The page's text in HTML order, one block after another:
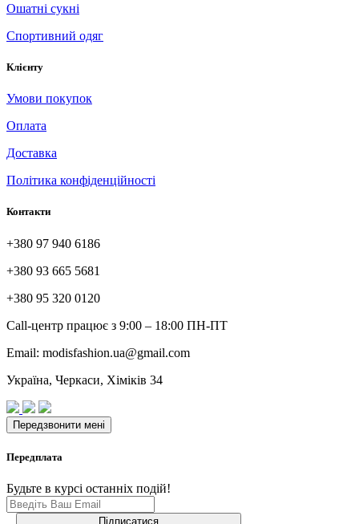
Ошатні сукні
Спортивний одяг
Клієнту
Умови покупок
Оплата
Доставка
Політика конфіденційності
Контакти
+380 97 940 6186
+380 93 665 5681
+380 95 320 0120
Call-центр працює з 9:00 – 18:00 ПН-ПТ
Email: modisfashion.ua@gmail.com
Україна, Черкаси, Хіміків 34
Передплата
Будьте в курсі останніх подій!